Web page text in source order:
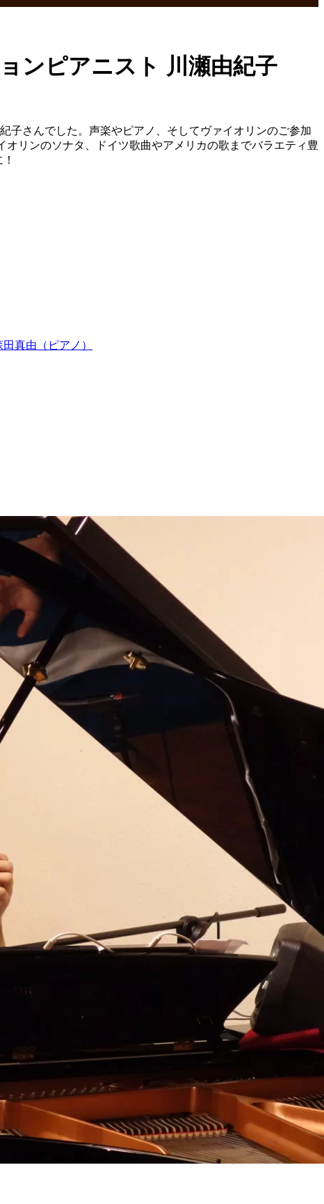
ンピアニスト 川瀬由紀子
子さんでした。声楽やピアノ、そしてヴァイオリンのご参加
リンのソナタ、ドイツ歌曲やアメリカの歌までバラエティ豊
真由（ピアノ）